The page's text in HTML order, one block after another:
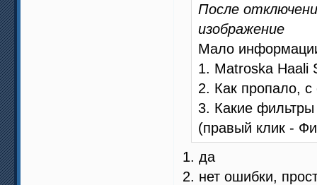
После
изображение
Мало
1. Matroska Haali
2. Как пропало,
3. Какие фильтры
(правый клик -
1. да
2. нет ошибки,